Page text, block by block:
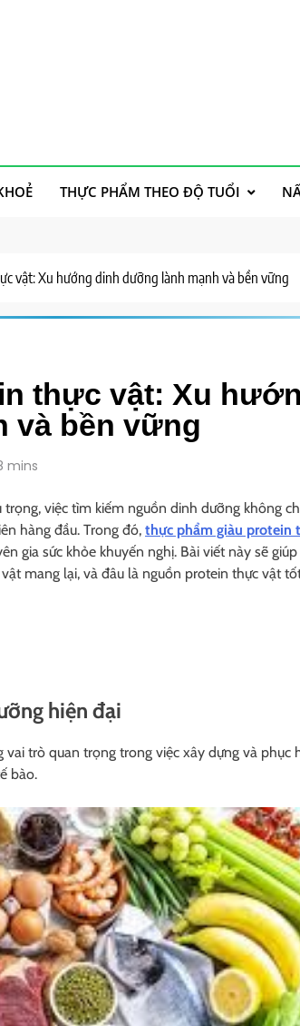
THỰC PHẨM THEO ĐỘ TUỔI
vật: Xu hướng dinh dưỡng lành mạnh và bền vững
thực vật: Xu
và bền vững
mins
việc tìm kiếm nguồn dinh dưỡng không
hàng đầu. Trong đó, thực phẩm giàu protein
gia sức khỏe khuyến nghị. Bài viết này sẽ
mang lại, và đâu là nguồn protein thực vật
hiện đại
trò quan trọng trong việc xây dựng và phục
bào.